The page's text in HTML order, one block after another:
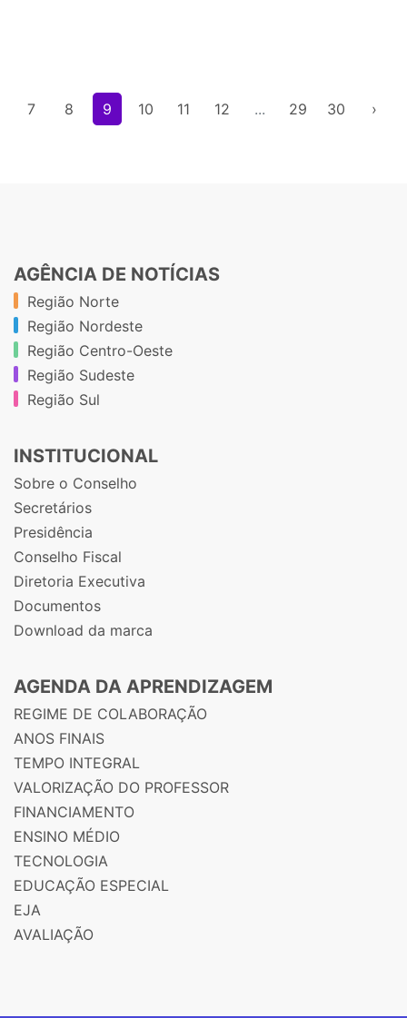
7 8 9 10 11 12 ... 29 30 ›
AGÊNCIA DE NOTÍCIAS
Região Norte
Região Nordeste
Região Centro-Oeste
Região Sudeste
Região Sul
INSTITUCIONAL
Sobre o Conselho
Secretários
Presidência
Conselho Fiscal
Diretoria Executiva
Documentos
Download da marca
AGENDA DA APRENDIZAGEM
REGIME DE COLABORAÇÃO
ANOS FINAIS
TEMPO INTEGRAL
VALORIZAÇÃO DO PROFESSOR
FINANCIAMENTO
ENSINO MÉDIO
TECNOLOGIA
EDUCAÇÃO ESPECIAL
EJA
AVALIAÇÃO